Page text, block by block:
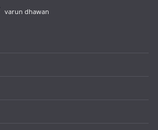
varun dhawan